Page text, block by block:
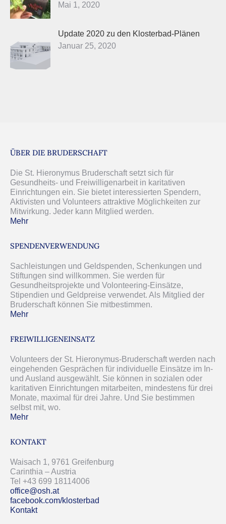
Mai 1, 2020
Update 2020 zu den Klosterbad-Plänen
Januar 25, 2020
ÜBER DIE BRUDERSCHAFT
Die St. Hieronymus Bruderschaft setzt sich für
Gesundheits- und Freiwilligenarbeit in karitativen
Einrichtungen ein. Sie bietet interessierten Spendern,
Aktivisten und Volunteers attraktive Möglichkeiten zur
Mitwirkung. Jeder kann Mitglied werden.
Mehr
SPENDENVERWENDUNG
Sachleistungen und Geldspenden, Schenkungen und
Stiftungen sind willkommen. Sie werden für
Gesundheitsprojekte und Volonteering-Einsätze,
Stipendien und Geldpreise verwendet. Als Mitglied der
Bruderschaft können Sie mitbestimmen.
Mehr
FREIWILLIGENEINSATZ
Volunteers der St. Hieronymus-Bruderschaft werden nach
eingehenden Gesprächen für individuelle Einsätze im In-
und Ausland ausgewählt. Sie können in sozialen oder
karitativen Einrichtungen mitarbeiten, mindestens für drei
Monate, maximal für drei Jahre. Und Sie bestimmen
selbst mit, wo.
Mehr
KONTAKT
Waisach 1, 9761 Greifenburg
Carinthia – Austria
Tel +43 699 18114006
office@osh.at
facebook.com/klosterbad
Kontakt